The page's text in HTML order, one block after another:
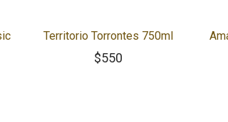
Territorio Torrontes 750ml
$550